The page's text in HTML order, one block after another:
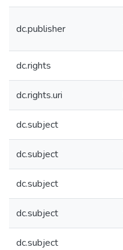
dc.publisher
dc.rights
dc.rights.uri
dc.subject
dc.subject
dc.subject
dc.subject
dc.subject